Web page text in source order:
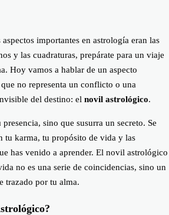
importantes en astrología eran las
y las cuadraturas, prepárate para un viaje
Hoy vamos a hablar de un aspecto
no representa un conflicto o una
del destino: el novil astrológico.
sino que susurra un secreto. Se
tu karma, tu propósito de vida y las
has venido a aprender. El novil astrológico
no es una serie de coincidencias, sino un
trazado por tu alma.